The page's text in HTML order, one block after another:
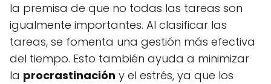
la premisa de que no todas las tareas son
igualmente importantes. Al clasificar las
tareas, se fomenta una gestión más efectiva
del tiempo. Esto también ayuda a minimizar
la procrastinación y el estrés, ya que los